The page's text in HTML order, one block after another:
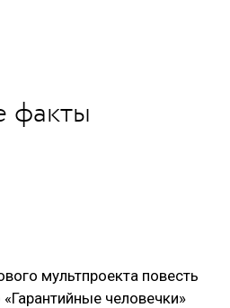
факты
мультпроекта повесть
человечки»